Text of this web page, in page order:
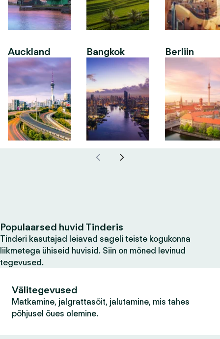
Auckland Bangkok Berliin
Populaarsed huvid Tinderis
Tinderi kasutajad leiavad sageli teiste kogukonna
liikmetega ühiseid huvisid. Siin on mõned levinud
tegevused.
Välitegevused
Matkamine, jalgrattasõit, jalutamine, mis tahes
põhjusel õues olemine.